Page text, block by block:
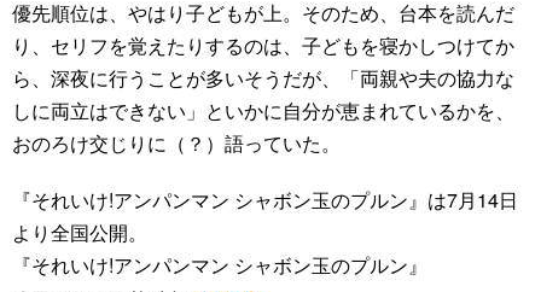
優先順位は、やはり子どもが上。そのため、台本を読んだ
り、セリフを覚えたりするのは、子どもを寝かしつけてか
ら、深夜に行うことが多いそうだが、「両親や夫の協力な
しに両立はできない」といかに自分が恵まれているかを、
おのろけ交じりに（？）語っていた。
『それいけ!アンパンマン シャボン玉のプルン』は7月14日
より全国公開。
『それいけ!アンパンマン シャボン玉のプルン』